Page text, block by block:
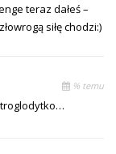
teraz dałeś –
siłę chodzi:)
% temu